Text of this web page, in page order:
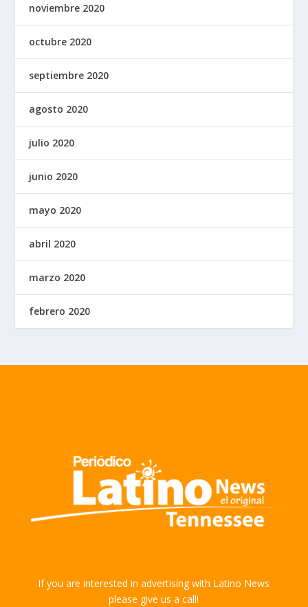
noviembre 2020
octubre 2020
septiembre 2020
agosto 2020
julio 2020
junio 2020
mayo 2020
abril 2020
marzo 2020
febrero 2020
If you are interested in advertising with Latino News
please give us a call!